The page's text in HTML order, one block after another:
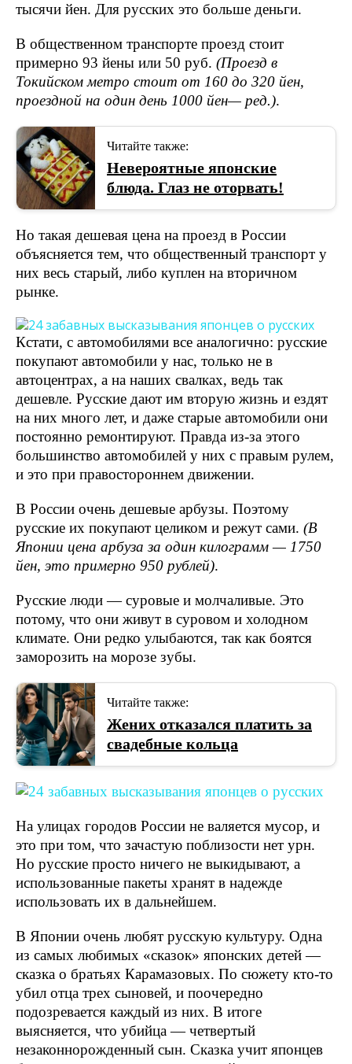
тысячи йен. Для русских это больше деньги.
В общественном транспорте проезд стоит
примерно 93 йены или 50 руб. (Проезд в
Токийском метро стоит от 160 до 320 йен,
проездной на один день 1000 йен— ред.).
Читайте также:
Невероятные японские
блюда. Глаз не оторвать!
Но такая дешевая цена на проезд в России
объясняется тем, что общественный транспорт у
них весь старый, либо куплен на вторичном
рынке.
Кстати, с автомобилями все аналогично: русские
покупают автомобили у нас, только не в
автоцентрах, а на наших свалках, ведь так
дешевле. Русские дают им вторую жизнь и ездят
на них много лет, и даже старые автомобили они
постоянно ремонтируют. Правда из-за этого
большинство автомобилей у них с правым рулем,
и это при правостороннем движении.
В России очень дешевые арбузы. Поэтому
русские их покупают целиком и режут сами. (В
Японии цена арбуза за один килограмм — 1750
йен, это примерно 950 рублей).
Русские люди — суровые и молчаливые. Это
потому, что они живут в суровом и холодном
климате. Они редко улыбаются, так как боятся
заморозить на морозе зубы.
Читайте также:
Жених отказался платить за
свадебные кольца
На улицах городов России не валяется мусор, и
это при том, что зачастую поблизости нет урн.
Но русские просто ничего не выкидывают, а
использованные пакеты хранят в надежде
использовать их в дальнейшем.
В Японии очень любят русскую культуру. Одна
из самых любимых «сказок» японских детей —
сказка о братьях Карамазовых. По сюжету кто-то
убил отца трех сыновей, и поочередно
подозревается каждый из них. В итоге
выясняется, что убийца — четвертый
незаконнорожденный сын. Сказка учит японцев